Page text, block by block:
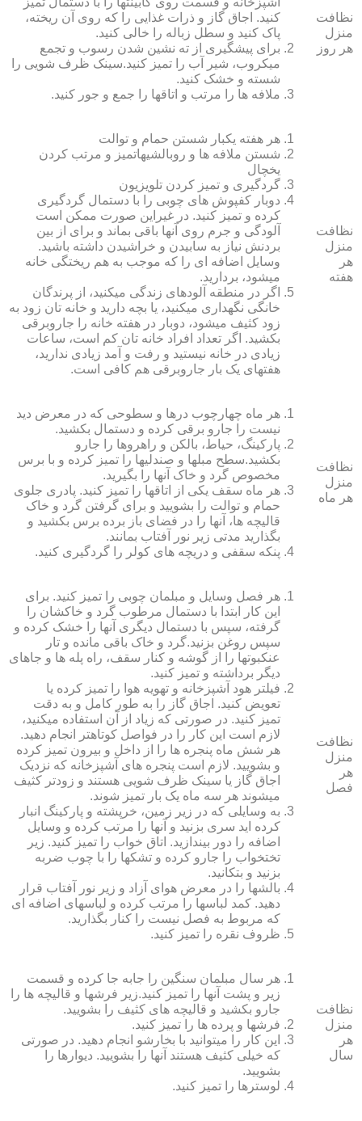
نظافت
منزل
هر روز
کنید. اجاق گاز و ذرات غذایی را که روی آن ریخته،
پاک کنید و سطل زباله را خالی کنید.
برای پیشگیری از ته نشین شدن رسوب و تجمع
میکروب، شیر آب را تمیز کنید.سینک ظرف شویی را
شسته و خشک کنید.
ملافه‏ ها را مرتب و اتاق‏ها را جمع و جور کنید.
نظافت
منزل
هر
هفته
هر هفته یکبار شستن حمام و توالت
شستن ملافه‏ ها و روبالشی‎هاتمیز و مرتب کردن
یخچال
گردگیری و تمیز کردن تلویزیون
دوبار کفپوش‏ های چوبی را با دستمال گردگیری
کرده و تمیز کنید. در غیراین صورت ممکن است
آلودگی و جرم روی آنها باقی بماند و برای از بین
بردنش نیاز به سابیدن و خراشیدن داشته باشید.
وسایل اضافه ای را که موجب به هم ریختگی خانه
می‏شود، بردارید.
اگر در منطقه آلوده‏ای زندگی می‏کنید، از پرندگان
خانگی نگهداری می‏کنید، یا بچه دارید و خانه‏ تان زود به
زود کثیف می‏شود، دوبار در هفته خانه را جاروبرقی
بکشید. اگر تعداد افراد خانه ‏تان کم است، ساعات
زیادی در خانه نیستید و رفت و آمد زیادی ندارید،
هفته‏ای یک بار جاروبرقی هم کافی است.
نظافت
منزل
هر ماه
هر ماه چهارچوب درها و سطوحی که در معرض دید
نیست را جارو برقی کرده و دستمال بکشید.
پارکینگ، حیاط، بالکن و راهروها را جارو
بکشید.سطح مبل‏ها و صندلی‏ها را تمیز کرده و با برس
مخصوص گرد و خاک آنها را بگیرید.
هر ماه سقف یکی از اتاق‏ها را تمیز کنید. پادری جلوی
حمام و توالت را بشویید و برای گرفتن گرد و خاک
قالیچه‏ ها، آنها را در فضای باز برده برس بکشید و
بگذارید مدتی زیر نور آفتاب بمانند.
پنکه سقفی و دریچه‏ های کولر را گردگیری کنید.
نظافت
منزل
هر
فصل
هر فصل وسایل و مبلمان چوبی را تمیز کنید. برای
این کار ابتدا با دستمال مرطوب گرد و خاک‏شان را
گرفته، سپس با دستمال دیگری آنها را خشک کرده و
سپس روغن بزنید.گرد و خاک باقی مانده و تار
عنکبوت‏ها را از گوشه و کنار سقف، راه پله‏ ها و جاهای
دیگر برداشته و تمیز کنید.
فیلتر هود آشپزخانه و تهویه هوا را تمیز کرده یا
تعویض کنید. اجاق گاز را به طور کامل و به دقت
تمیز کنید. در صورتی که زیاد از آن استفاده می‏کنید،
لازم است این کار را در فواصل کوتاه‏تر انجام دهید.
هر شش ماه پنجره‏ ها را از داخل و بیرون تمیز کرده
و بشویید. لازم است پنجره‏ های آشپزخانه که نزدیک
اجاق گاز یا سینک ظرف شویی هستند و زودتر کثیف
می‏شوند هر سه ماه یک بار تمیز شوند.
به وسایلی که در زیر زمین، خرپشته و پارکینگ انبار
کرده‏ اید سری بزنید و آنها را مرتب کرده و وسایل
اضافه را دور بیندازید. اتاق خواب را تمیز کنید. زیر
تختخواب را جارو کرده و تشک‏ها را با چوب ضربه
بزنید و بتکانید.
بالش‏ها را در معرض هوای آزاد و زیر نور آفتاب قرار
دهید. کمد لباس‏ها را مرتب کرده و لباس‏های اضافه ای
که مربوط به فصل نیست را کنار بگذارید.
ظروف نقره را تمیز کنید.
نظافت
منزل
هر
سال
هر سال مبلمان سنگین را جابه جا کرده و قسمت
زیر و پشت آنها را تمیز کنید.زیر فرش‏ها و قالیچه‏ ها را
جارو بکشید و قالیچه‏ های کثیف را بشویید.
فرش‏ها و پرده ‏ها را تمیز کنید.
این کار را می‏توانید با بخارشو انجام دهید. در صورتی
که خیلی کثیف هستند آنها را بشویید. دیوارها را
بشویید.
لوسترها را تمیز کنید.